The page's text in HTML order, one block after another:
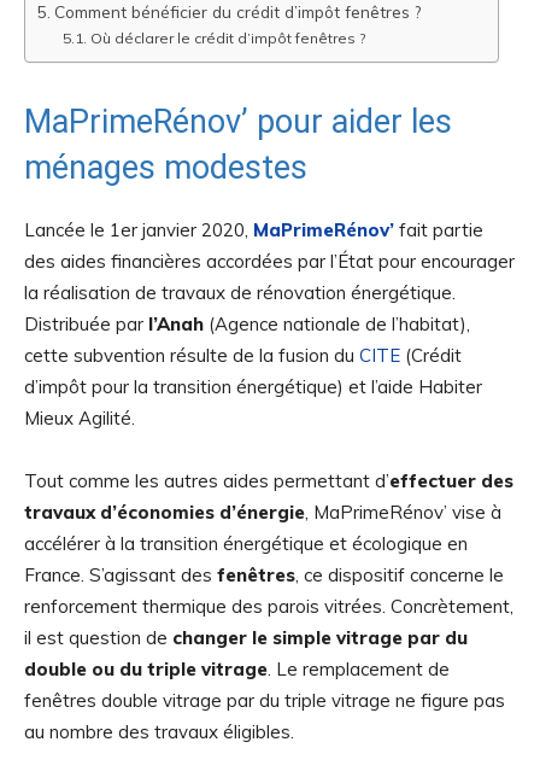
Comment bénéficier du crédit d’impôt fenêtres ?
Où déclarer le crédit d’impôt fenêtres ?
MaPrimeRénov’ pour aider les
ménages modestes
Lancée le 1er janvier 2020, MaPrimeRénov’ fait partie
des aides financières accordées par l’État pour encourager
la réalisation de travaux de rénovation énergétique.
Distribuée par l’Anah (Agence nationale de l’habitat),
cette subvention résulte de la fusion du CITE (Crédit
d’impôt pour la transition énergétique) et l’aide Habiter
Mieux Agilité.
Tout comme les autres aides permettant d’effectuer des
travaux d’économies d’énergie, MaPrimeRénov’ vise à
accélérer à la transition énergétique et écologique en
France. S’agissant des fenêtres, ce dispositif concerne le
renforcement thermique des parois vitrées. Concrètement,
il est question de changer le simple vitrage par du
double ou du triple vitrage. Le remplacement de
fenêtres double vitrage par du triple vitrage ne figure pas
au nombre des travaux éligibles.